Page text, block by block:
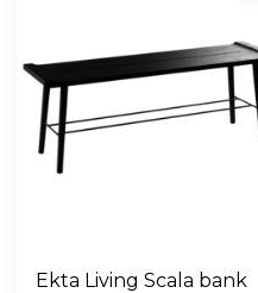
Ekta Living Scala bank